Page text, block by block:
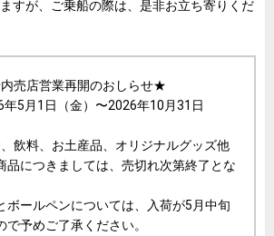
すが、ご乗船の際は、是非お立ち寄りくだ
売店営業再開のおしらせ★
年5月1日（金）〜2026年10月31日
、飲料、お土産品、オリジナルグッズ他
品につきましては、売切れ次第終了とな
ボールペンについては、入荷が5月中旬
で予めご了承ください。